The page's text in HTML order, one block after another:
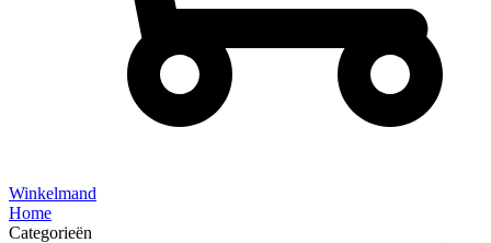
Winkelmand
Home
Categorieën